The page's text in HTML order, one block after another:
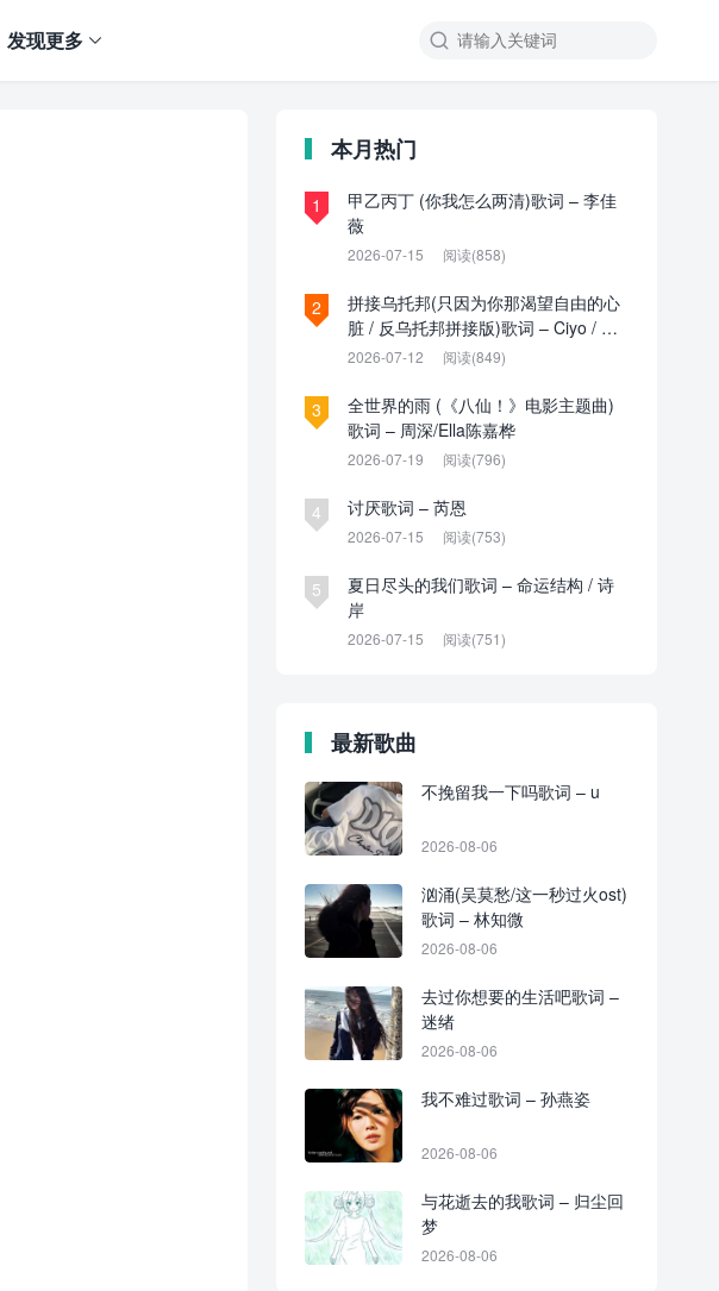

发现更多
本月热门
1
甲乙丙丁 (你我怎么两清)歌词 – 李佳
薇
2026-07-15 阅读(858)
2
拼接乌托邦(只因为你那渴望自由的心
脏 / 反乌托邦拼接版)歌词 – Ciyo / 见
过夏天P / 乌托邦P
2026-07-12 阅读(849)
3
全世界的雨 (《八仙！》电影主题曲)
歌词 – 周深/Ella陈嘉桦
2026-07-19 阅读(796)
4 讨厌歌词 – 芮恩
2026-07-15 阅读(753)
5
夏日尽头的我们歌词 – 命运结构 / 诗
岸
2026-07-15 阅读(751)
最新歌曲
不挽留我一下吗歌词 – u
2026-08-06
汹涌(吴莫愁/这一秒过火ost)
歌词 – 林知微
2026-08-06
去过你想要的生活吧歌词 –
迷绪
2026-08-06
我不难过歌词 – 孙燕姿
2026-08-06
与花逝去的我歌词 – 归尘回
梦
2026-08-06